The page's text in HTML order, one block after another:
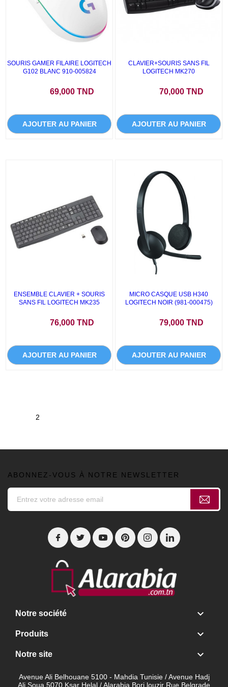
SOURIS GAMER FILAIRE LOGITECH
G102 BLANC 910-005824
69,000 TND
AJOUTER AU PANIER
CLAVIER+SOURIS SANS FIL
LOGITECH MK270
70,000 TND
AJOUTER AU PANIER
ENSEMBLE CLAVIER + SOURIS
SANS FIL LOGITECH MK235
76,000 TND
AJOUTER AU PANIER
MICRO CASQUE USB H340
LOGITECH NOIR (981-000475)
79,000 TND
AJOUTER AU PANIER
2
ABONNEZ-VOUS À NOTRE NEWSLETTER
Notre société 
Produits 
Notre site 
Avenue Ali Belhouane 5100 - Mahdia Tunisie / Avenue Hadj
Ali Soua 5070 Ksar Helal / Alarabia Borj louzir Rue Belgrade